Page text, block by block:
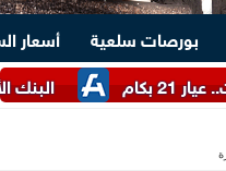
بورصات سلعية
أسعار
البنك الأهلي في الصدارة.. حصص أكبر